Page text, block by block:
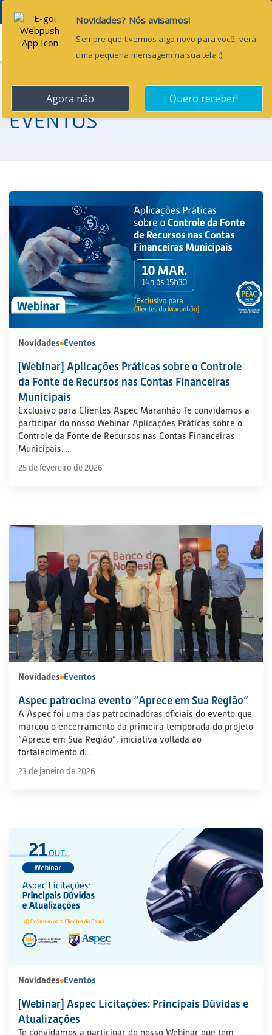
Menu
EVENTOS
Novidades Eventos
[Webinar] Aplicações Práticas sobre o Controle
da Fonte de Recursos nas Contas Financeiras
Municipais
Exclusivo para Clientes Aspec Maranhão Te convidamos a
participar do nosso Webinar Aplicações Práticas sobre o
Controle da Fonte de Recursos nas Contas Financeiras
Municipais. ...
25 de fevereiro de 2026
Novidades Eventos
Aspec patrocina evento “Aprece em Sua Região”
A Aspec foi uma das patrocinadoras oficiais do evento que
marcou o encerramento da primeira temporada do projeto
“Aprece em Sua Região”, iniciativa voltada ao
fortalecimento d...
23 de janeiro de 2026
Novidades Eventos
[Webinar] Aspec Licitações: Principais Dúvidas e
Atualizações
Te convidamos a participar do nosso Webinar que tem